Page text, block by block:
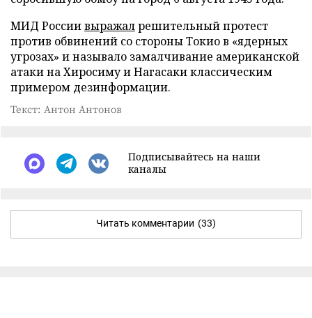
МИД Россиивыражалрешительный протест
против обвинений со стороны Токио в «ядерных
угрозах» и называло замалчивание американской
атаки на Хиросиму и Нагасаки классическим
примером дезинформации.
Текст: Антон Антонов
Подписывайтесь на наши
каналы
Читать комментарии (33)